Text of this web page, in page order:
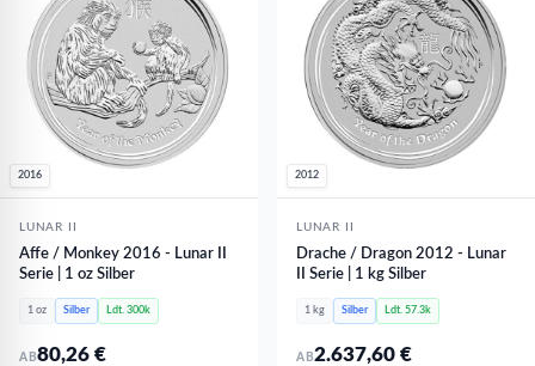
2016
LUNAR II
Affe / Monkey 2016 - Lunar II
Serie | 1 oz Silber
1 oz Silber Ldt. 300k
AB80,26€
2012
LUNAR II
Drache / Dragon 2012 - Lunar
II Serie | 1 kg Silber
1 kg Silber Ldt. 57.3k
AB2.637,60€